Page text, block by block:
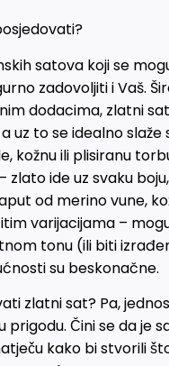
satova koji se
zadovoljiti i Vaš.
dodacima, zlatni
uz to se idealno
kožnu ili plisiranu
ide uz svaku
od merino vune,
varijacijama –
tonu (ili biti
su beskonačne.
zlatni sat? Pa,
prigodu. Čini se da je
kako bi stvorili